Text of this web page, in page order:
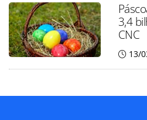
3,4
CNC
13/